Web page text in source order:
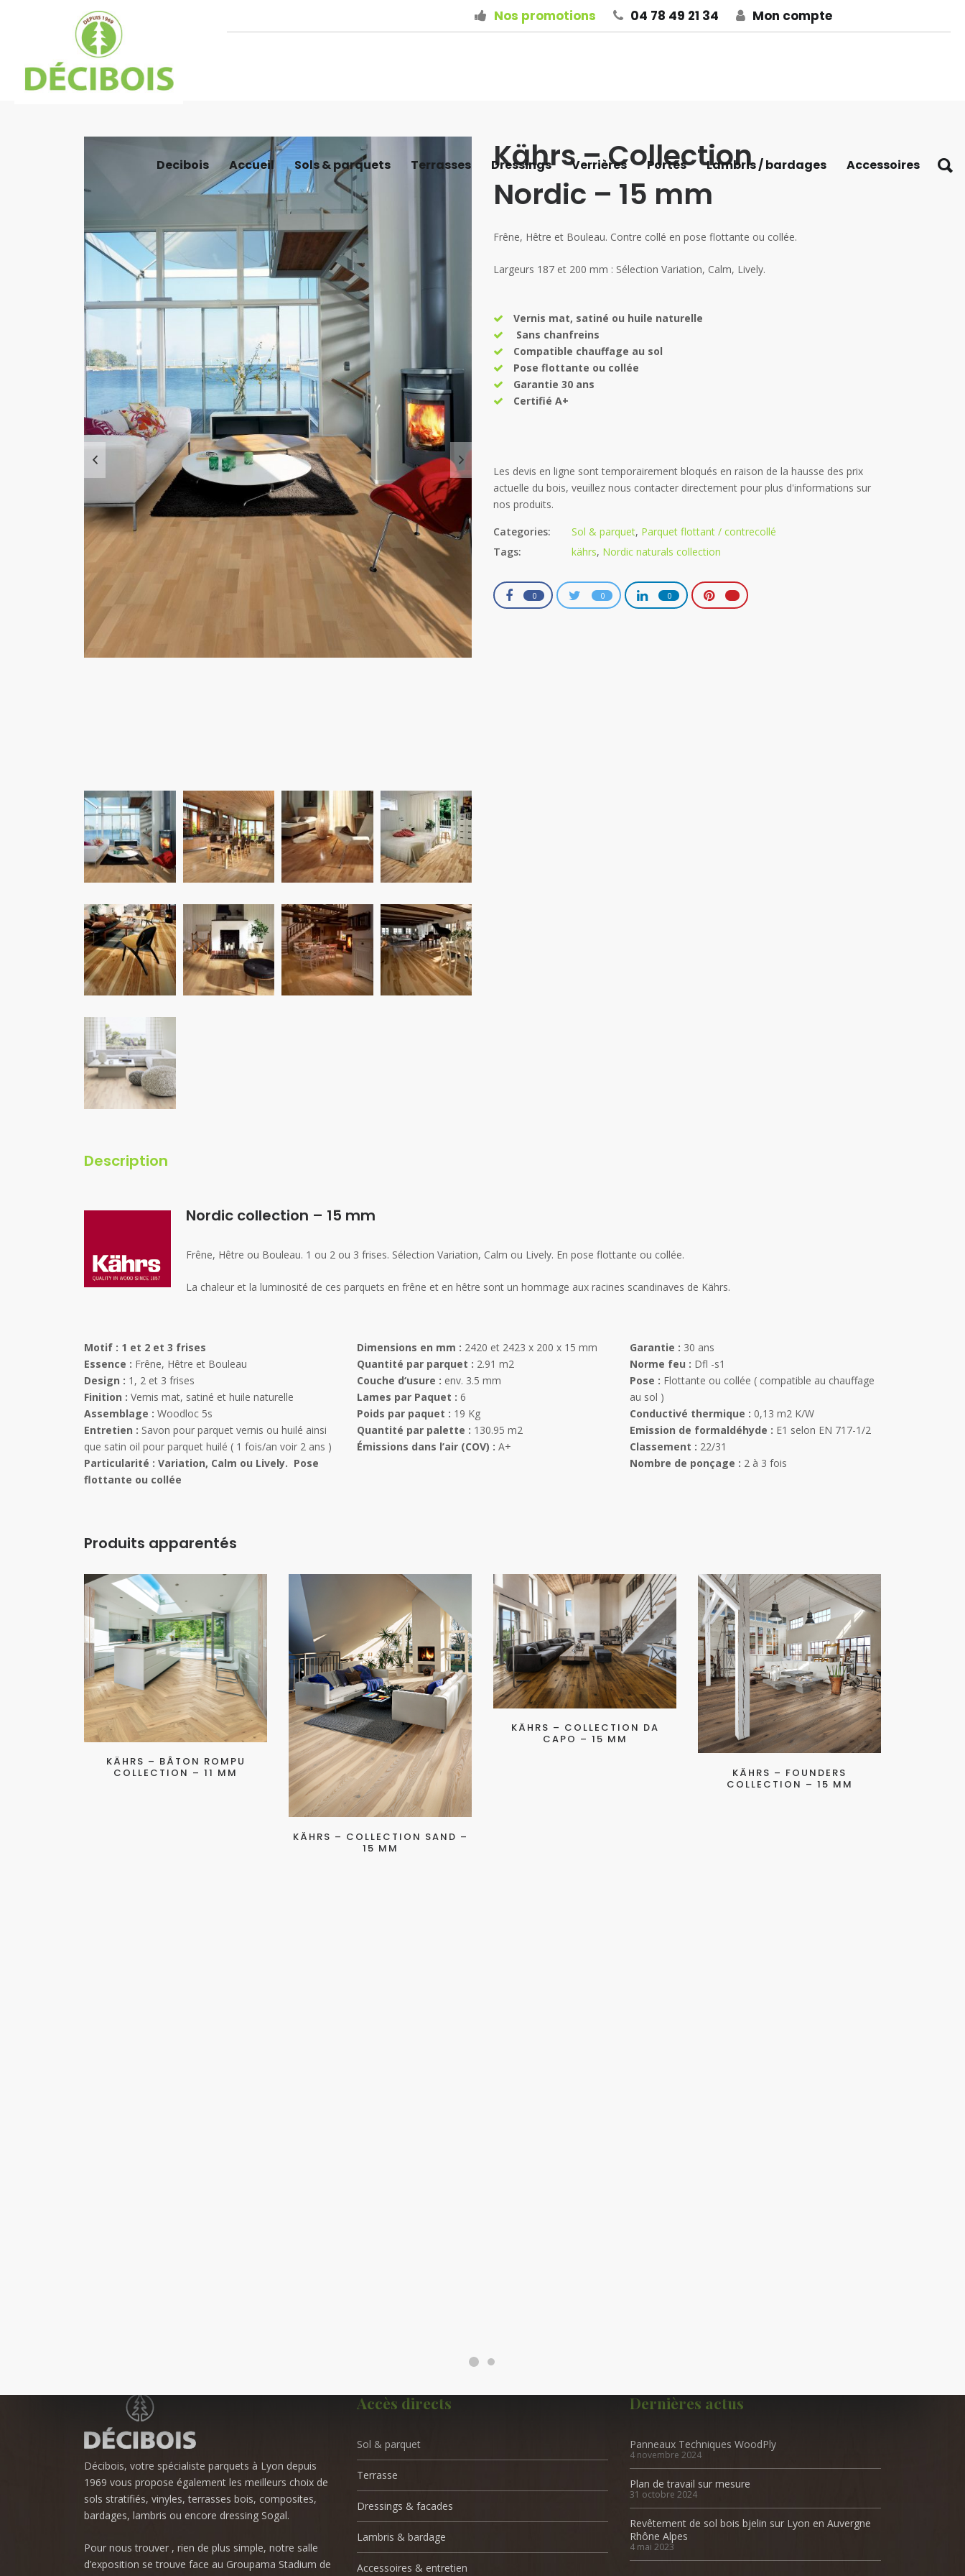
Nos promotions 04 78 49 21 34 Mon compte
Decibois Accueil Sols & parquets Terrasses Dressings Verrières Portes Lambris / bardages Accessoires
Kährs – Collection
Nordic – 15 mm
Frêne, Hêtre et Bouleau. Contre collé en pose flottante ou collée.
Largeurs 187 et 200 mm : Sélection Variation, Calm, Lively.
Vernis mat, satiné ou huile naturelle
Sans chanfreins
Compatible chauffage au sol
Pose flottante ou collée
Garantie 30 ans
Certifié A+
Categories: Sol & parquet, Parquet flottant / contrecollé
Tags:
kährs, Nordic naturals collection
0 0 0
Description
Nordic collection – 15 mm
Frêne, Hêtre ou Bouleau. 1 ou 2 ou 3 frises. Sélection Variation, Calm ou Lively. En pose flottante ou collée.
La chaleur et la luminosité de ces parquets en frêne et en hêtre sont un hommage aux racines scandinaves de Kährs.
Motif : 1 et 2 et 3 frises
Essence : Frêne, Hêtre et Bouleau
Design : 1, 2 et 3 frises
Finition : Vernis mat, satiné et huile naturelle
Assemblage : Woodloc 5s
Entretien : Savon pour parquet vernis ou huilé ainsi
que satin oil pour parquet huilé ( 1 fois/an voir 2 ans )
Particularité : Variation, Calm ou Lively. Pose
flottante ou collée
Dimensions en mm : 2420 et 2423 x 200 x 15 mm
Quantité par parquet : 2.91 m2
Couche d‘usure : env. 3.5 mm
Lames par Paquet : 6
Poids par paquet : 19 Kg
Quantité par palette : 130.95 m2
Émissions dans l’air (COV) : A+
Garantie : 30 ans
Norme feu : Dfl -s1
Pose : Flottante ou collée ( compatible au chauffage
au sol )
Conductivé thermique : 0,13 m2 K/W
Emission de formaldéhyde : E1 selon EN 717-1/2
Classement : 22/31
Nombre de ponçage : 2 à 3 fois
Produits apparentés
KÄHRS – BÂTON ROMPU
COLLECTION – 11 MM
KÄHRS – COLLECTION SAND –
15 MM
KÄHRS – COLLECTION DA
CAPO – 15 MM
KÄHRS – FOUNDERS
COLLECTION – 15 MM
Décibois, votre spécialiste parquets à Lyon depuis
1969 vous propose également les meilleurs choix de
sols stratifiés, vinyles, terrasses bois, composites,
bardages, lambris ou encore dressing Sogal.
Pour nous trouver , rien de plus simple, notre salle
d’exposition se trouve face au Groupama Stadium de
Accès directs
Sol & parquet
Terrasse
Dressings & facades
Lambris & bardage
Accessoires & entretien
Dernières actus
Panneaux Techniques WoodPly
4 novembre 2024
Plan de travail sur mesure
31 octobre 2024
Revêtement de sol bois bjelin sur Lyon en Auvergne
Rhône Alpes
4 mai 2023